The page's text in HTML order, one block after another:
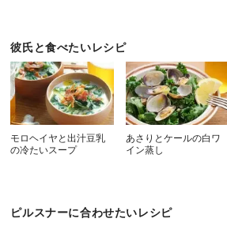
彼氏と食べたいレシピ
モロヘイヤと出汁豆乳
の冷たいスープ
あさりとケールの白ワ
イン蒸し
ピルスナーに合わせたいレシピ